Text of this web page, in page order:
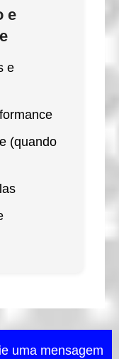
e
e
(quando
uma mensagem